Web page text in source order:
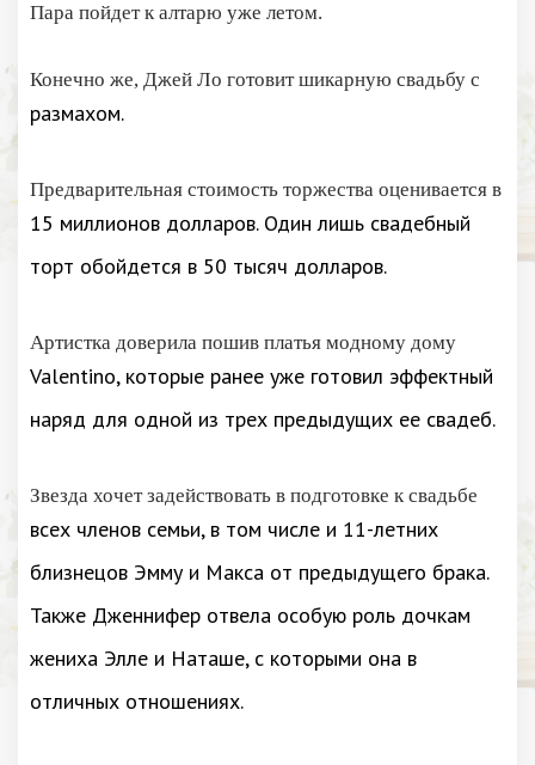
Пара пойдет к алтарю уже летом.
Конечно же, Джей Ло готовит шикарную свадьбу с
размахом.
Предварительная стоимость торжества оценивается в
15 миллионов долларов. Один лишь свадебный
торт обойдется в 50 тысяч долларов.
Артистка доверила пошив платья модному дому
Valentino, которые ранее уже готовил эффектный
наряд для одной из трех предыдущих ее свадеб.
Звезда хочет задействовать в подготовке к свадьбе
всех членов семьи, в том числе и 11-летних
близнецов Эмму и Макса от предыдущего брака.
Также Дженнифер отвела особую роль дочкам
жениха Элле и Наташе, с которыми она в
отличных отношениях.